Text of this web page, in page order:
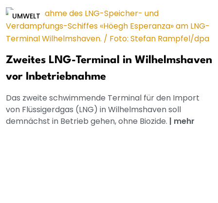
UMWELT
Zweites LNG-Terminal in Wilhelmshaven
vor Inbetriebnahme
Das zweite schwimmende Terminal für den Import
von Flüssigerdgas (LNG) in Wilhelmshaven soll
demnächst in Betrieb gehen, ohne Biozide. | mehr